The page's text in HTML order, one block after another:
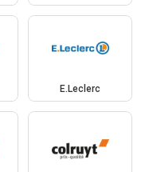
E.Leclerc